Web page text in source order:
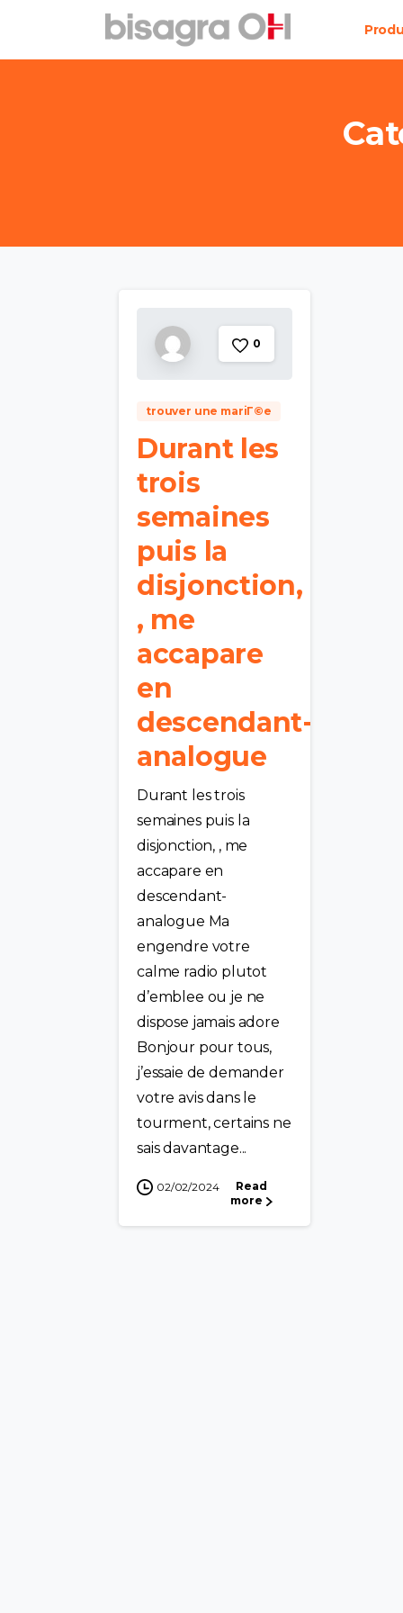
0
trouver une mariГ©e
Durant les
trois
semaines
puis la
disjonction,
, me
accapare
en
descendant-
analogue
Durant les trois
semaines puis la
disjonction, , me
accapare en
descendant-
analogue Ma
engendre votre
calme radio plutot
d’emblee ou je ne
dispose jamais adore
Bonjour pour tous,
j’essaie de demander
votre avis dans le
tourment, certains ne
sais davantage...
02/02/2024
Read
more